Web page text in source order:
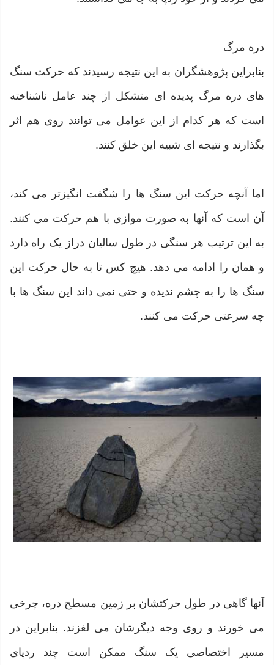
دره مرگ
بنابراین پژوهشگران به این نتیجه رسیدند که حرکت سنگ
های دره مرگ پدیده ای متشکل از چند عامل ناشناخته
است که هر کدام از این عوامل می توانند روی هم اثر
بگذارند و نتیجه ای شبیه این خلق کنند.
اما آنچه حرکت این سنگ ها را شگفت انگیزتر می کند،
آن است که آنها به صورت موازی با هم حرکت می کنند.
به این ترتیب هر سنگی در طول سالیان دراز یک راه دارد
و همان را ادامه می دهد. هیچ کس تا به حال حرکت این
سنگ ها را به چشم ندیده و حتی نمی داند این سنگ ها با
چه سرعتی حرکت می کنند.
آنها گاهی در طول حرکتشان بر زمین مسطح دره، چرخی
می خورند و روی وجه دیگرشان می لغزند. بنابراین در
مسیر اختصاصی یک سنگ ممکن است چند ردپای